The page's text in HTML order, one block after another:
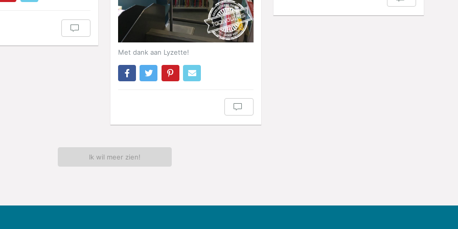
Met dank aan Lyzette!
Ik wil meer zien!